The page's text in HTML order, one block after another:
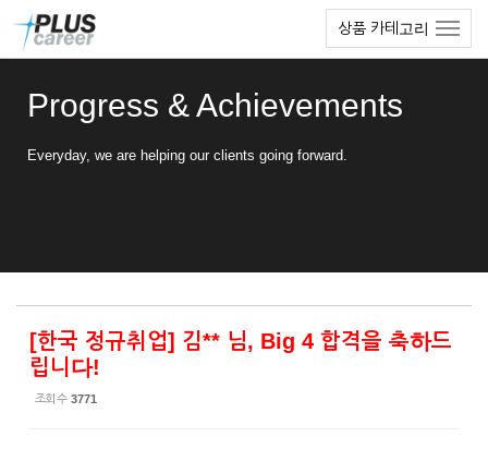
상품 카테고리
Progress & Achievements
Everyday, we are helping our clients going forward.
[한국 정규취업] 김** 님, Big 4 합격을 축하드
립니다!
조회 수 3771